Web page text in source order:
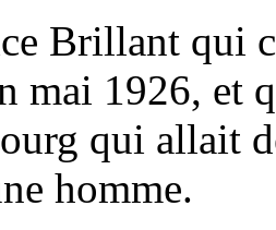
Brillant qui
mai 1926, et
qui allait
homme.